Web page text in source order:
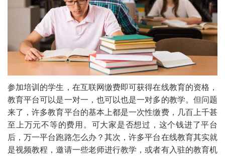
参加培训的学生，在互联网缴费即可获得在线教育的资格，
教育平台可以是一对一，也可以也是一对多的教学。但问题
来了，许多教育平台的基本上都是一次性缴费，几百上千甚
至上万元不等的费用。可大家是否想过，这个钱进了平台
后，万一平台跑路怎么办？其次，许多平台在线教育其实就
是视频教程，邀请一些老师进行教学，或者有入驻的教育机